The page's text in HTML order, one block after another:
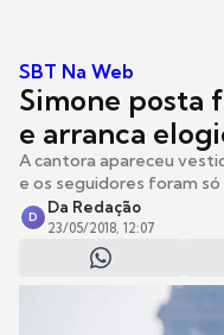
SBT Na Web
Simone posta
e arranca
A cantora apareceu
e os seguidores foram
D
Da Redação
23/05/2018, 12:07